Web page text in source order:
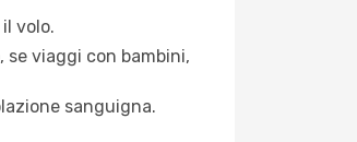
volo.
se viaggi con bambini,
sanguigna.